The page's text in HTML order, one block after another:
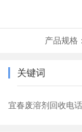
产品规格：
关键词
宜春废溶剂回收电话